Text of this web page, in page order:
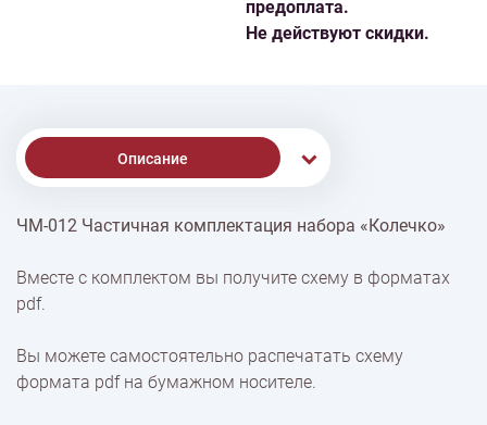
предоплата.
Не действуют скидки.
Описание
Доставка
ЧМ-012 Частичная комплектация набора «Колечко»
Вместе с комплектом вы получите схему в форматах
pdf.
Вы можете самостоятельно распечатать схему
формата pdf на бумажном носителе.